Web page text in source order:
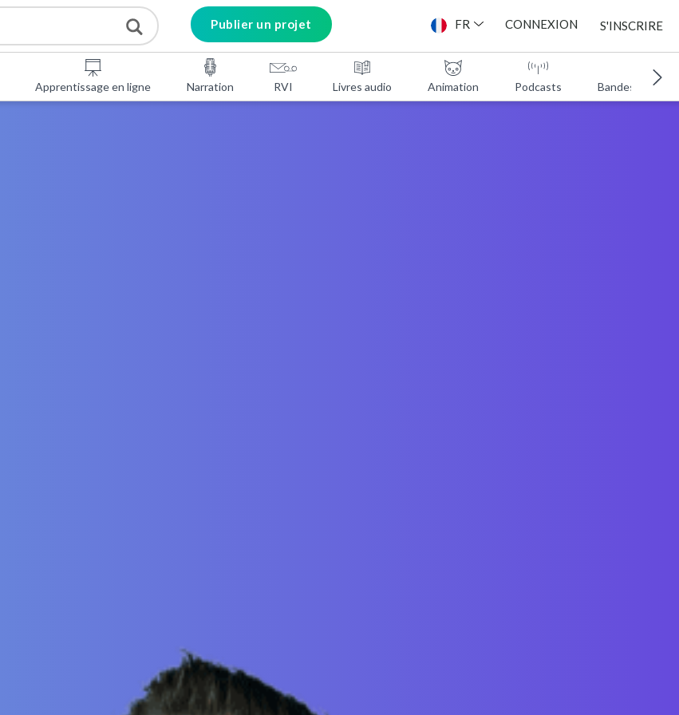
Publier un projet FR CONNEXION S'INSCRIRE
Apprentissage en ligne Narration RVI Livres audio Animation Podcasts Bandes